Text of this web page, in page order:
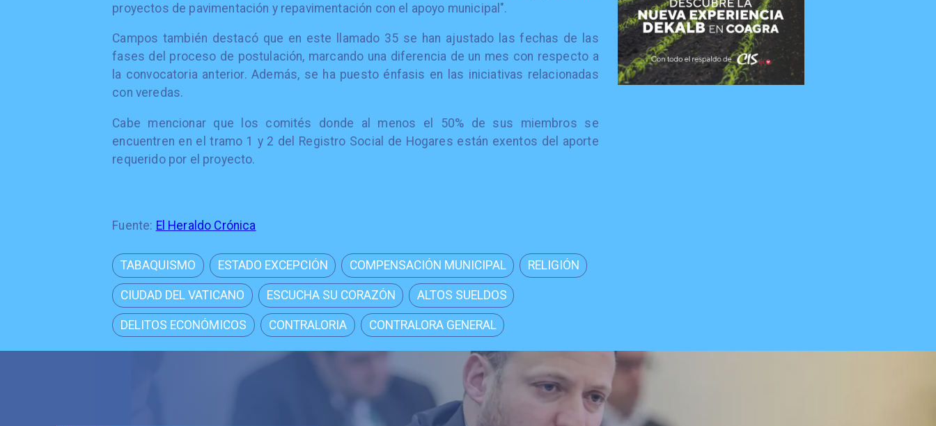
proyectos de pavimentación y repavimentación con el apoyo municipal".
Campos también destacó que en este llamado 35 se han ajustado las fechas de las
fases del proceso de postulación, marcando una diferencia de un mes con respecto a
la convocatoria anterior. Además, se ha puesto énfasis en las iniciativas relacionadas
con veredas.
Cabe mencionar que los comités donde al menos el 50% de sus miembros se
encuentren en el tramo 1 y 2 del Registro Social de Hogares están exentos del aporte
requerido por el proyecto.
Fuente: El Heraldo Crónica
TABAQUISMO ESTADO EXCEPCIÓN COMPENSACIÓN MUNICIPAL RELIGIÓN
CIUDAD DEL VATICANO ESCUCHA SU CORAZÓN ALTOS SUELDOS
DELITOS ECONÓMICOS CONTRALORIA CONTRALORA GENERAL